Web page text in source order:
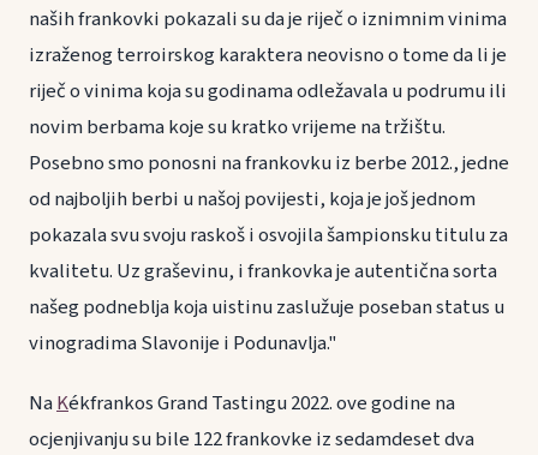
naših frankovki pokazali su da je riječ o iznimnim vinima
izraženog terroirskog karaktera neovisno o tome da li je
riječ o vinima koja su godinama odležavala u podrumu ili
novim berbama koje su kratko vrijeme na tržištu.
Posebno smo ponosni na frankovku iz berbe 2012., jedne
od najboljih berbi u našoj povijesti, koja je još jednom
pokazala svu svoju raskoš i osvojila šampionsku titulu za
kvalitetu. Uz graševinu, i frankovka je autentična sorta
našeg podneblja koja uistinu zaslužuje poseban status u
vinogradima Slavonije i Podunavlja."
NaKékfrankos Grand Tastingu 2022. ove godine na
ocjenjivanju su bile 122 frankovke iz sedamdeset dva